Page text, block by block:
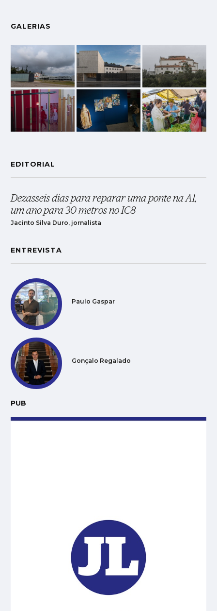
GALERIAS
EDITORIAL
Dezasseis dias para reparar uma ponte na A1,
um ano para 30 metros no IC8
Jacinto Silva Duro, jornalista
ENTREVISTA
Paulo Gaspar
Gonçalo Regalado
PUB